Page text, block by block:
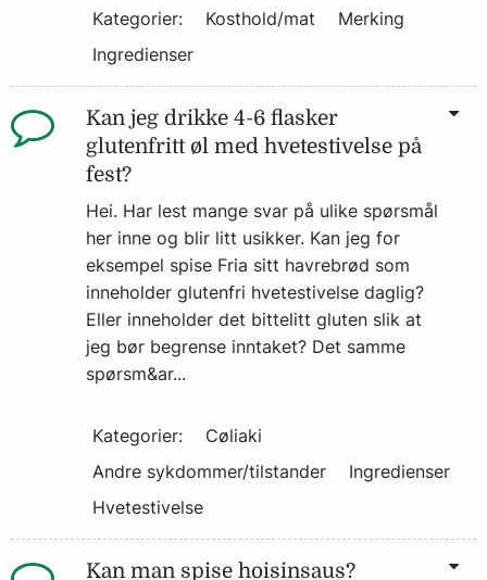
Kategorier: Kosthold/mat
Merking
Ingredienser
Kan jeg drikke 4-6 flasker
glutenfritt øl med hvetestivelse på
fest?
Hei. Har lest mange svar på ulike spørsmål
her inne og blir litt usikker. Kan jeg for
eksempel spise Fria sitt havrebrød som
inneholder glutenfri hvetestivelse daglig?
Eller inneholder det bittelitt gluten slik at
jeg bør begrense inntaket? Det samme
spørsm&ar...
Kategorier:
Cøliaki
Andre sykdommer/tilstander
Ingredienser
Hvetestivelse
Kan man spise hoisinsaus?